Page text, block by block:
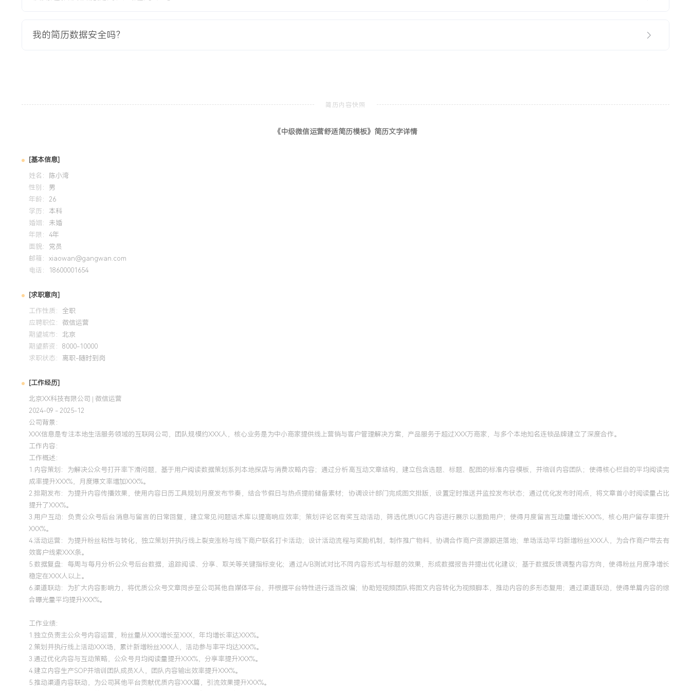
备从0到1搭建内容体系及规模化增长的项目经验。内容与运营：擅长基于数据策划高传播
实现粉丝量年均增长XXX%，互动率提升XXX%。数据分析：具备扎实的数据复盘能力，习
惯通过监测关键指标与A/B测试驱动运营策略优化，曾通过数据分析调整推送策略，将粉
丝取关率降低XXX%。个人特质：目标导向，执行能力强，能协同多方资源推进项目落
地，适应互联网公司的快节奏工作环境。
培训经历
2024-09
系统学习了微信生态下的用户增长与内容营销方法论，并将社群裂变模型与A/B测试方法
击转化率提升XXX%。
我的简历数据安全吗？
《中级微信运营舒适简历模板》简历文字详情
[基本信息]
姓名：
陈小湾
性别： 男
年龄： 26
学历： 本科
婚姻： 未婚
年限： 4年
面貌： 党员
邮箱： xiaowan@gangwan.com
电话：
18600001654
[求职意向]
工作性质： 全职
应聘职位： 微信运营
期望城市： 北京
期望薪资： 8000-10000
求职状态： 离职-随时到岗
[工作经历]
北京XX科技有限公司 | 微信运营
2024-09 - 2025-12
公司背景：
XXX信息是专注本地生活服务领域的互联网公司，团队规模约XXX人，核心业务是为中小商家提供线上营销与客户管理解决方案，产品服务于超过XXX万商家，与多个本地知名连锁品牌建立了深度合作。
工作内容：
工作概述：
1.内容策划：为解决公众号打开率下滑问题，基于用户阅读数据策划系列本地探店与消费攻略内容；通过分析高互动文章结构，建立包含选题、标题、配图的标准内容模板，并培训内容团队；使得核心栏目的平均阅读完
成率提升XXX%，月度爆文率增加XXX%。
2.排期发布：为提升内容传播效果，使用内容日历工具规划月度发布节奏，结合节假日与热点提前储备素材；协调设计部门完成图文排版，设置定时推送并监控发布状态；通过优化发布时间点，将文章首小时阅读量占比
提升了XXX%。
3.用户互动：负责公众号后台消息与留言的日常回复，建立常见问题话术库以提高响应效率；策划评论区有奖互动活动，筛选优质UGC内容进行展示以激励用户；使得月度留言互动量增长XXX%，核心用户留存率提升
XXX%。
4.活动运营：为提升粉丝粘性与转化，独立策划并执行线上裂变涨粉与线下商户联名打卡活动；设计活动流程与奖励机制，制作推广物料，协调合作商户资源跟进落地；单场活动平均新增粉丝XXX人，为合作商户带去有
效客户线索XXX条。
5.数据复盘：每周与每月分析公众号后台数据，追踪阅读、分享、取关等关键指标变化；通过A/B测试对比不同内容形式与标题的效果，形成数据报告并提出优化建议；基于数据反馈调整内容方向，使得粉丝月度净增长
稳定在XXX人以上。
6.渠道联动：为扩大内容影响力，将优质公众号文章同步至公司其他自媒体平台，并根据平台特性进行适当改编；协助短视频团队将图文内容转化为视频脚本，推动内容的多形态复用；通过渠道联动，使得单篇内容的综
合曝光量平均提升XXX%。
工作业绩：
1.独立负责主公众号内容运营，粉丝量从XXX增长至XXX，年均增长率达XXX%。
2.策划并执行线上活动XXX场，累计新增粉丝XXX人，活动参与率平均达XXX%。
3.通过优化内容与互动策略，公众号月均阅读量提升XXX%，分享率提升XXX%。
4.建立内容生产SOP并培训团队成员X人，团队内容输出效率提升XXX%。
5.推动渠道内容联动，为公司其他平台贡献优质内容XXX篇，引流效果提升XXX%。